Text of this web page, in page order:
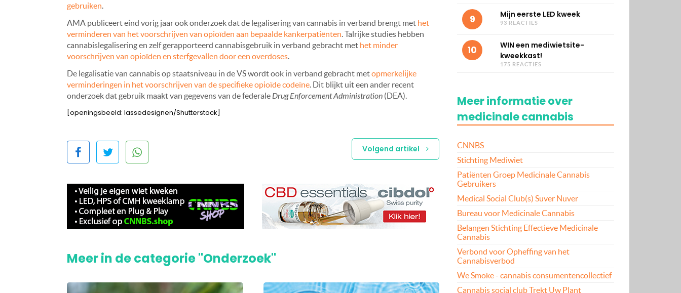
gebruiken.
AMA publiceert eind vorig jaar ook onderzoek dat de legalisering van cannabis in verband brengt met het
verminderen van het voorschrijven van opioïden aan bepaalde kankerpatiënten. Talrijke studies hebben
cannabislegalisering en zelf gerapporteerd cannabisgebruik in verband gebracht met het minder
voorschrijven van opioïden en sterfgevallen door een overdoses.
De legalisatie van cannabis op staatsniveau in de VS wordt ook in verband gebracht metopmerkelijke
verminderingen in het voorschrijven van de specifieke opioïde codeïne. Dit blijkt uit een ander recent
onderzoek dat gebruik maakt van gegevens van de federale Drug Enforcement Administration (DEA).
[openingsbeeld: lassedesignen/Shutterstock]
Volgend artikel
Meer in de categorie "Onderzoek"
9 Mijn eerste LED kweek
93 REACTIES
10
WIN een mediwietsite-
kweekkast!
175 REACTIES
Meer informatie over
medicinale cannabis
CNNBS
Stichting Mediwiet
Patiënten Groep Medicinale Cannabis
Gebruikers
Medical Social Club(s) Suver Nuver
Bureau voor Medicinale Cannabis
Belangen Stichting Effectieve Medicinale
Cannabis
Verbond voor Opheffing van het
Cannabisverbod
We Smoke - cannabis consumentencollectief
Cannabis social club Trekt Uw Plant